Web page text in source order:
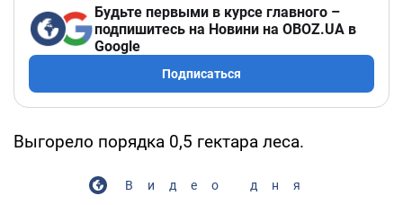
Будьте первыми в курсе главного –
подпишитесь на Новини на OBOZ.UA в
Google
Подписаться
Выгорело порядка 0,5 гектара леса.
Видео дня